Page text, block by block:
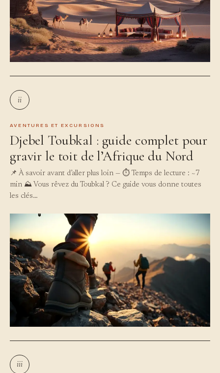
ii
AVENTURES ET EXCURSIONS
Djebel Toubkal : guide complet pour
gravir le toit de l’Afrique du Nord
📌 À savoir avant d’aller plus loin — ⏱️ Temps de lecture : ~7
min ⛰️ Vous rêvez du Toubkal ? Ce guide vous donne toutes
les clés…
iii